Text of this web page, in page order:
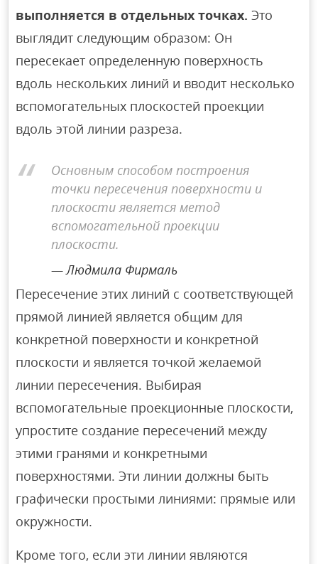
выполняется в отдельных точках.Это
выглядит следующим образом: Он
пересекает определенную поверхность
вдоль нескольких линий и вводит несколько
вспомогательных плоскостей проекции
вдоль этой линии разреза.
Основным способом построения
точки пересечения поверхности и
плоскости является метод
вспомогательной проекции
плоскости.
Людмила Фирмаль
Пересечение этих линий с соответствующей
прямой линией является общим для
конкретной поверхности и конкретной
плоскости и является точкой желаемой
линии пересечения. Выбирая
вспомогательные проекционные плоскости,
упростите создание пересечений между
этими гранями и конкретными
поверхностями. Эти линии должны быть
графически простыми линиями: прямые или
окружности.
Кроме того, если эти линии являются